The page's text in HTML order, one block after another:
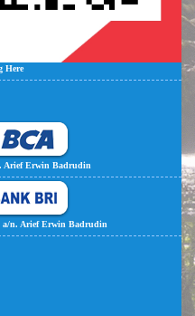
Here
Arief Erwin Badrudin
a/n. Arief Erwin Badrudin